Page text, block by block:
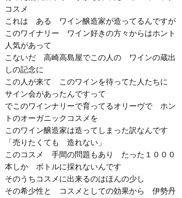
コスメ
これは ある ワイン醸造家が造ってるんですが
このワイナリー ワイン好きの方々からはホント
人気があって
こないだ 高崎高島屋でこの人の ワインの蔵出
しの記念に
この人が来て このワインを待ってた人たちに
サイン会があったんですって
でこのワインナリーで育ってるオリーヴで ホン
トのオーガニックコスメを
このワイン醸造家は造ってしまった訳なんです
「売りたくても 造れない」
このコスメ 手間の問題もあり たった１０００
本しか ボトルに採れないんです
そのうちコスメに出来るのはほんの少し
その希少性と コスメとしての効果から 伊勢丹